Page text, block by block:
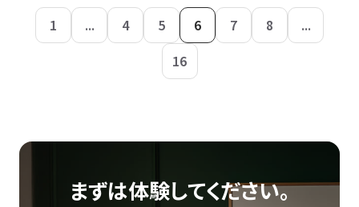
1 ... 4 5 6 7 8
...
16
まずは体験してください。